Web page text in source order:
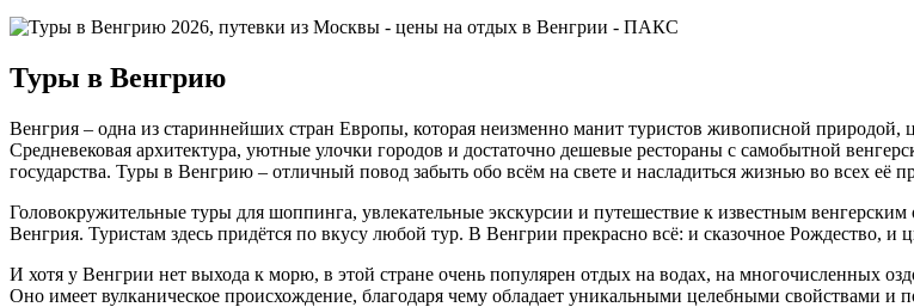
Туры в Венгрию
Венгрия – одна из стариннейших стран Европы, которая неизменно манит туристов живописной
Средневековая архитектура, уютные улочки городов и достаточно дешевые рестораны с самобытной
государства. Туры в Венгрию – отличный повод забыть обо всём на свете и насладиться жизнью во всех её
Головокружительные туры для шоппинга, увлекательные экскурсии и путешествие к известным венгерским
Венгрия. Туристам здесь придётся по вкусу любой тур. В Венгрии прекрасно всё: и сказочное Рождество,
И хотя у Венгрии нет выхода к морю, в этой стране очень популярен отдых на водах, на многочисленных
Оно имеет вулканическое происхождение, благодаря чему обладает уникальными целебными свойствами и